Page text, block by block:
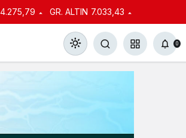
GR. ALTIN 7.033,43
0